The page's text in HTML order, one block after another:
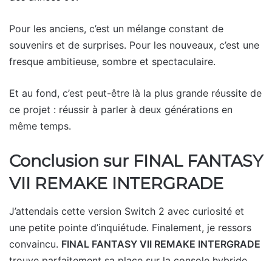
Pour les anciens, c’est un mélange constant de
souvenirs et de surprises. Pour les nouveaux, c’est une
fresque ambitieuse, sombre et spectaculaire.
Et au fond, c’est peut-être là la plus grande réussite de
ce projet : réussir à parler à deux générations en
même temps.
Conclusion sur FINAL FANTASY
VII REMAKE INTERGRADE
J’attendais cette version Switch 2 avec curiosité et
une petite pointe d’inquiétude. Finalement, je ressors
convaincu. FINAL FANTASY VII REMAKE INTERGRADE